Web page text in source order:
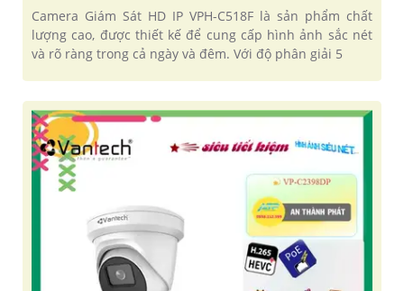
Camera Giám Sát HD IP VPH-C518F là sản phẩm chất
lượng cao, được thiết kế để cung cấp hình ảnh sắc nét
và rõ ràng trong cả ngày và đêm. Với độ phân giải 5